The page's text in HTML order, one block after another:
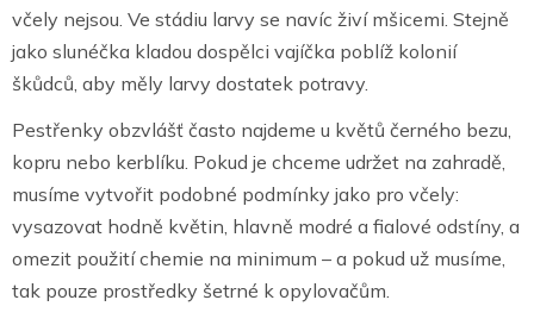
včely nejsou. Ve stádiu larvy se navíc živí mšicemi. Stejně
jako slunéčka kladou dospělci vajíčka poblíž kolonií
škůdců, aby měly larvy dostatek potravy.
Pestřenky obzvlášť často najdeme u květů černého bezu,
kopru nebo kerblíku. Pokud je chceme udržet na zahradě,
musíme vytvořit podobné podmínky jako pro včely:
vysazovat hodně květin, hlavně modré a fialové odstíny, a
omezit použití chemie na minimum – a pokud už musíme,
tak pouze prostředky šetrné k opylovačům.